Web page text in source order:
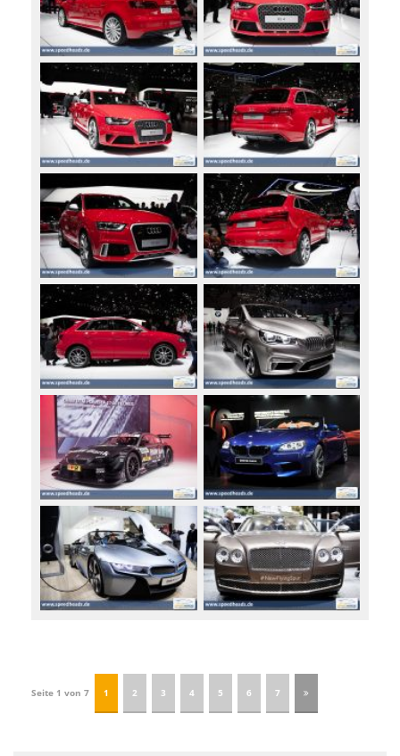
Seite 1 von 7 1 2 3 4 5 6 7